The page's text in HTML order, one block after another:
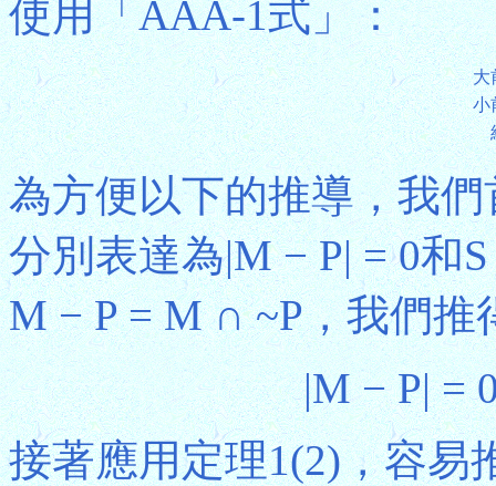
使用「AAA-1式」：
大
小
為方便以下的推導，我
分別表達為|M − P| = 0
M − P = M ∩ ~P，我們推
|M − P| =
接著應用定理1(2)，容易